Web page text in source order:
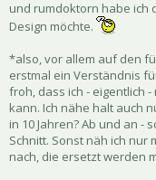
und rumdoktorn habe ich
Design möchte.
*also, vor allem auf den
erstmal ein Verständnis
froh, dass ich - eigentlich
kann. Ich nähe halt auch
in 10 Jahren? Ab und an -
Schnitt. Sonst näh ich nur
nach, die ersetzt werden